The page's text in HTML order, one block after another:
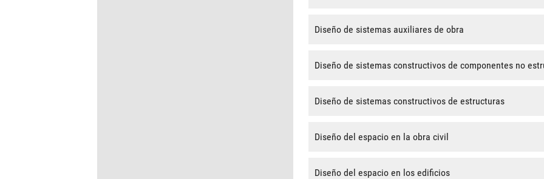
Diseño de sistemas auxiliares de obra
Diseño de sistemas constructivos de componentes no
Diseño de sistemas constructivos de estructuras
Diseño del espacio en la obra civil
Diseño del espacio en los edificios